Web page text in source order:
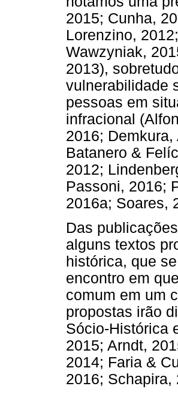
2015; Cunha,
Lorenzino,
Wawzyniak,
2013),
vulnerabilidade
pessoas em
infracional
2016;
Batanero &
2012;
Passoni, 2016;
2016a; Soares,
Das
alguns textos
histórica, que
encontro em
comum em um
propostas irão
Sócio-Histórica
2015; Arndt,
2014; Faria &
2016;